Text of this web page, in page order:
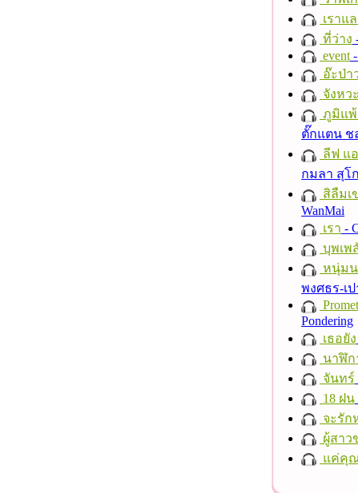
เราแ
ที่ว่าง
event
อ๊ะป่า
จังหว
ภูมิแพ้
ตั๊กแตน ช
ลีฟ แอ
กมลา สุโ
สิลืมเ
WanMai
เรา -
บุพเพ
หนุ่มน
พงศธร-เ
Pondering
เธอยัง
นาฬิก
จันทร์
18 ฝน
จะรัก
ผู้สาว
แค่คุ